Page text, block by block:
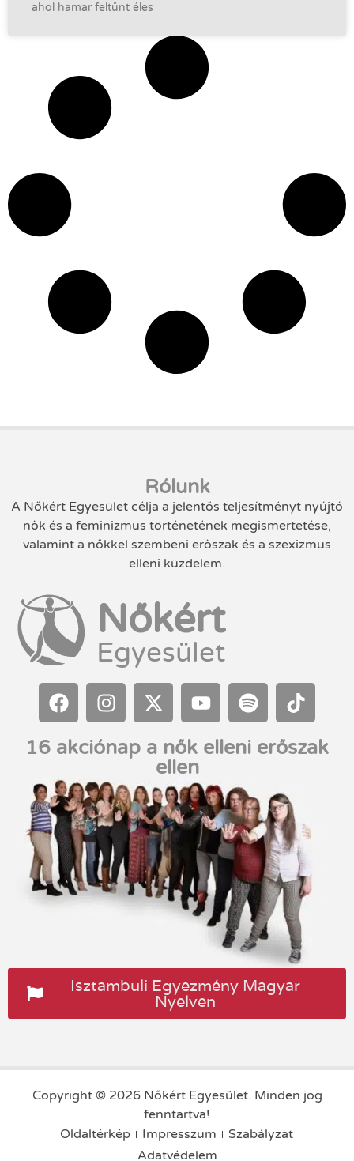
ahol hamar feltűnt éles
Rólunk
A Nőkért Egyesület célja a jelentős teljesítményt nyújtó
nők és a feminizmus történetének megismertetése,
valamint a nőkkel szembeni erőszak és a szexizmus
elleni küzdelem.
Nőkért
Egyesület
16 akciónap a nők elleni erőszak
ellen
Isztambuli Egyezmény Magyar
Nyelven
Copyright © 2026 Nőkért Egyesület. Minden jog
fenntartva!
Oldaltérkép
Impresszum
Szabályzat
Adatvédelem